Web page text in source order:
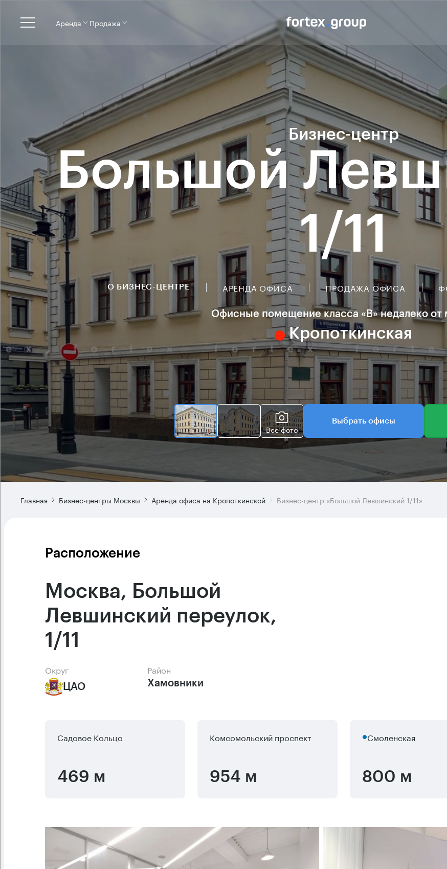
Аренда Продажа
Бизнес-центр
Большой
1/11
О БИЗНЕС-ЦЕНТРЕ АРЕНДА ОФИСА ПРОДАЖА ОФИСА
Офисные помещение класса «B» недалеко от
Кропоткинская
Все фото
Выбрать офисы
Главная Бизнес-центры Москвы Аренда офиса на Кропоткинской Бизнес-центр «Большой Левшинский 1/11»
Расположение
Москва, Большой
Левшинский переулок,
1/11
Округ
ЦАО
Район
Хамовники
Садовое Кольцо
469 м
Комсомольский проспект
954 м
Смоленская
800 м